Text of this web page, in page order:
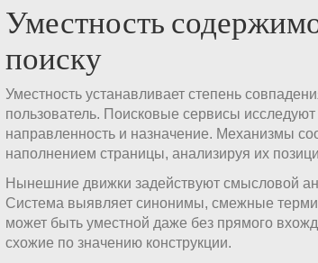
Уместность
поиску
Уместность устанавливает степень
пользователь. Поисковые сервисы исследуют
направленность и назначение. Механизмы
наполнением страницы, анализируя их
Нынешние движки задействуют смысловой
Система выявляет синонимы, смежные
может быть уместной даже без прямого
схожие по значению конструкции.